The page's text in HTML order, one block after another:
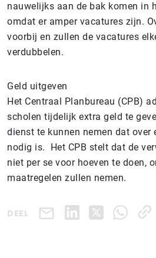
nauwelijks aan de bak komen in
omdat er amper vacatures zijn.
voorbij en zullen de vacatures
verdubbelen.
Geld uitgeven
Het Centraal Planbureau (CPB)
scholen tijdelijk extra geld te
dienst te kunnen nemen dat over
nodig is. Het CPB stelt dat de
niet per se voor hoeven te doen,
maatregelen zullen nemen.
DEEL